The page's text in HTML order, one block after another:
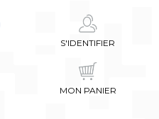
S'IDENTIFIER
MON PANIER